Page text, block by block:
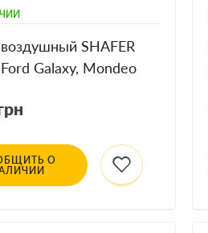
SHAFER
Galaxy, Mondeo
сеткой)
О